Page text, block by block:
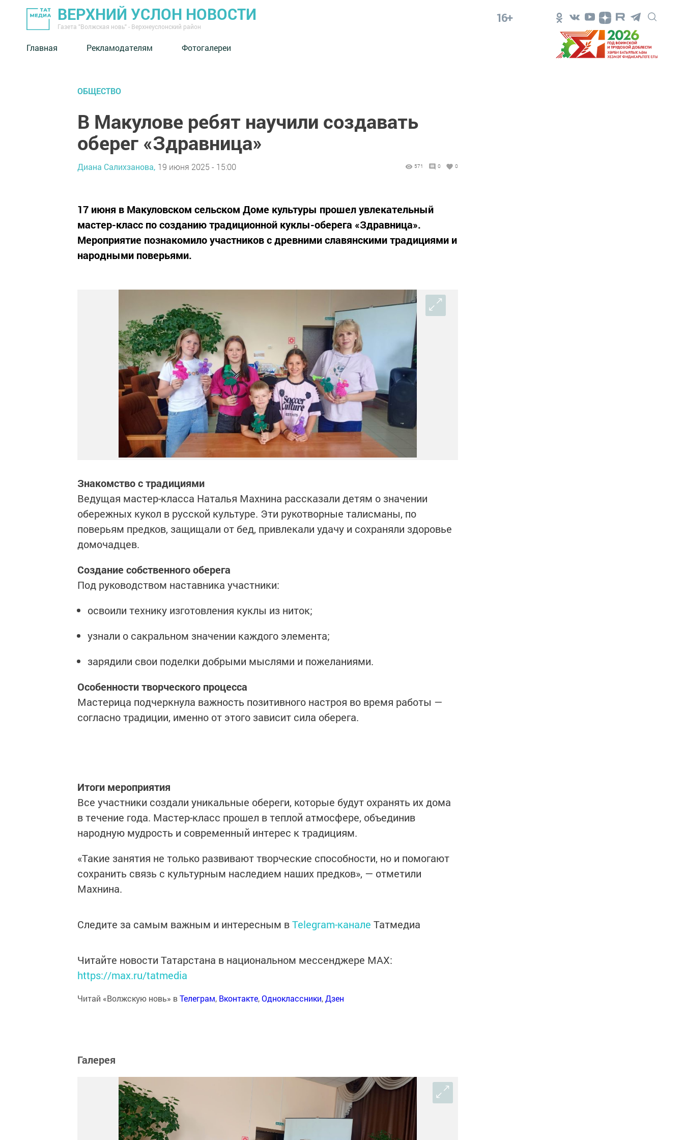
ВЕРХНИЙ УСЛОН НОВОСТИ
Газета "Волжская новь" - Верхнеуслонский район
16+
Главная Рекламодателям Фотогалереи
ОБЩЕСТВО
В Макулове ребят научили создавать
оберег «Здравница»
Диана Салихзанова, 19 июня 2025 - 15:00 571 0 0
17 июня в Макуловском сельском Доме культуры прошел увлекательный
мастер-класс по созданию традиционной куклы-оберега «Здравница».
Мероприятие познакомило участников с древними славянскими традициями и
народными поверьями.
Знакомство с традициями
Ведущая мастер-класса Наталья Махнина рассказали детям о значении
обережных кукол в русской культуре. Эти рукотворные талисманы, по
поверьям предков, защищали от бед, привлекали удачу и сохраняли здоровье
домочадцев.
Создание собственного оберега
Под руководством наставника участники:
освоили технику изготовления куклы из ниток;
узнали о сакральном значении каждого элемента;
зарядили свои поделки добрыми мыслями и пожеланиями.
Особенности творческого процесса
Мастерица подчеркнула важность позитивного настроя во время работы —
согласно традиции, именно от этого зависит сила оберега.
Итоги мероприятия
Все участники создали уникальные обереги, которые будут охранять их дома
в течение года. Мастер-класс прошел в теплой атмосфере, объединив
народную мудрость и современный интерес к традициям.
«Такие занятия не только развивают творческие способности, но и помогают
сохранить связь с культурным наследием наших предков», — отметили
Махнина.
Следите за самым важным и интересным вTelegram-канале Татмедиа
Читайте новости Татарстана в национальном мессенджере MАХ:
https://max.ru/tatmedia
Читай «Волжскую новь» вТелеграм, Вконтакте,Одноклассники,Дзен
Галерея